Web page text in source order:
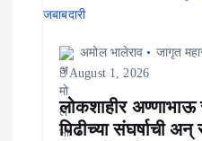
अमोल भालेराव
जागृत
August 1, 2026
लोकशाहीर अण्णाभाऊ
पिढीच्या संघर्षाची अन्